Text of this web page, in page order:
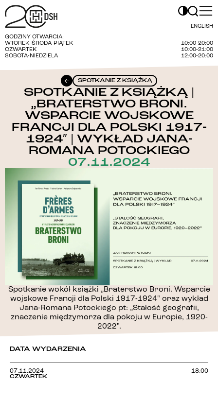
ENGLISH
GODZINY OTWARCIA:
WTOREK-ŚRODA-PIĄTEK
10:00-20:00
CZWARTEK
10:00-21:00
SOBOTA-NIEDZIELA
12:00-20:00
SPOTKANIE Z KSIĄŻKĄ
SPOTKANIE Z KSIĄŻKĄ |
„BRATERSTWO BRONI.
WSPARCIE WOJSKOWE
FRANCJI DLA POLSKI 1917-
1924″ | WYKŁAD JANA-
ROMANA POTOCKIEGO
07.11.2024
Spotkanie wokół książki „Braterstwo Broni. Wsparcie
wojskowe Francji dla Polski 1917-1924" oraz wykład
Jana-Romana Potockiego pt: „Stałość geografii,
znaczenie międzymorza dla pokoju w Europie, 1920-
2022".
DATA WYDARZENIA
07.11.2024
CZWARTEK
18:00